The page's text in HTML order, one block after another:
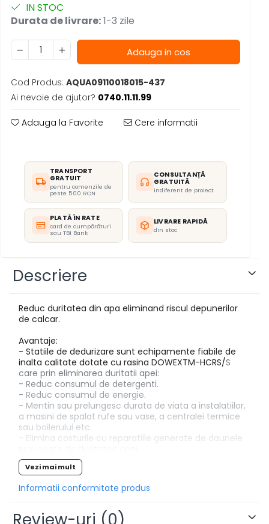
IN STOC
Durata de livrare:1-3 zile
Adauga in cos
Cod Produs: AQUA09110018015-437
Ai nevoie de ajutor? 0740.11.11.99
Adauga la Favorite Cere informatii
TRANSPORT
GRATUIT
pentru comenzile de
peste 500 RON
CONSULTANȚĂ
GRATUITĂ
indiferent de proiect
PLATĂ ÎN RATE
card de cumpărături
sau TBI Bank
LIVRARE RAPIDĂ
din stoc
Descriere
Reduc duritatea din apa eliminand riscul depunerilor
de calcar.
Avantaje:
- Statiile de dedurizare sunt echipamente fiabile de
inalta calitate dotate cu rasina DOWEXTM-HCRS/S
care prin eliminarea duritatii apei:
- Reduc consumul de detergenti.
- Reduc consumul de energie.
- Mentin sau prelungesc durata de viata a instalatiilor,
a masini de spalat rufe sau vase, a centralei termice
sau boilerului etc.
- Elimina costurile cu reparatiile generate de daunele
- Previne albirea bateriilor, chiuvetelor si a obiectelor
sanitare in contact cu apa.
Parametri de lucru:
Temperatura apa: +4 ..+30 C
Vezi mai mult
Informatii conformitate produs